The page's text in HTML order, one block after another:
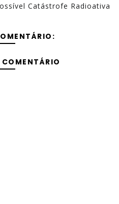
Catástrofe Radioativa